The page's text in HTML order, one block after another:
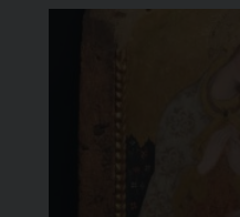
Madonna